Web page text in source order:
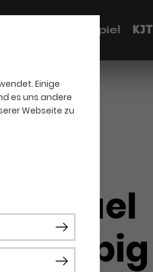
Einige
es uns andere
Webseite zu
Schauspiel KJT